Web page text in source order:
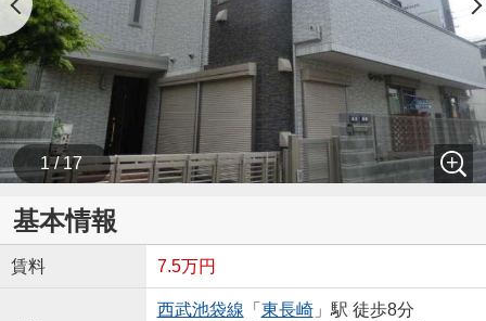
1 / 17
基本情報
賃料 7.5万円
西武池袋線 「 東長崎」駅 徒歩8分